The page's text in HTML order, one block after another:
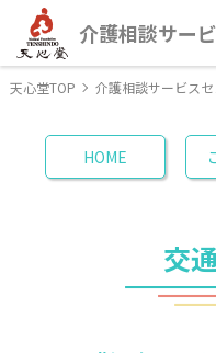
介護相談サー
天心堂TOP 介護相談サービス
HOME
交